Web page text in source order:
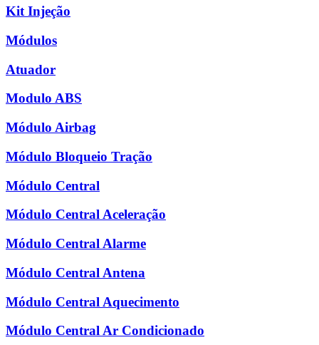
Kit Injeção
Módulos
Atuador
Modulo ABS
Módulo Airbag
Módulo Bloqueio Tração
Módulo Central
Módulo Central Aceleração
Módulo Central Alarme
Módulo Central Antena
Módulo Central Aquecimento
Módulo Central Ar Condicionado